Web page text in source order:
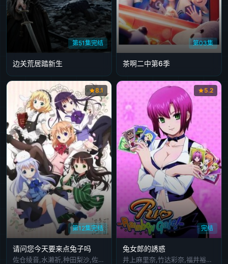
第51集完结
边关荒居踏新生
第03集
茶啊二中第6季
第12集完结
8.1
请问您今天要来点兔子吗
佐仓绫音,水濑祈,种田梨沙,佐藤聪美,内田真礼,德井青空,村川梨衣,早见沙织,清川元梦,速水奖
完结
5.2
兔女郎的誘惑
井上麻里奈,竹达彩奈,福井裕佳梨,日笠阳子